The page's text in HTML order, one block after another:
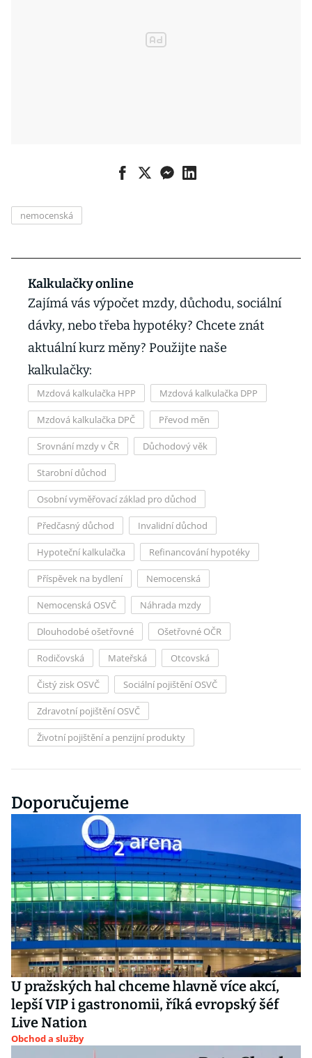
nemocenská
Kalkulačky online
Zajímá vás výpočet mzdy, důchodu, sociální
dávky, nebo třeba hypotéky? Chcete znát
aktuální kurz měny? Použijte naše
kalkulačky:
Mzdová kalkulačka HPP Mzdová kalkulačka DPP
Mzdová kalkulačka DPČ Převod měn
Srovnání mzdy v ČR Důchodový věk
Starobní důchod
Osobní vyměřovací základ pro důchod
Předčasný důchod Invalidní důchod
Hypoteční kalkulačka Refinancování hypotéky
Příspěvek na bydlení Nemocenská
Nemocenská OSVČ Náhrada mzdy
Dlouhodobé ošetřovné Ošetřovné OČR
Rodičovská Mateřská Otcovská
Čistý zisk OSVČ Sociální pojištění OSVČ
Zdravotní pojištění OSVČ
Životní pojištění a penzijní produkty
Doporučujeme
U pražských hal chceme hlavně více akcí,
lepší VIP i gastronomii, říká evropský šéf
Live Nation
Obchod a služby